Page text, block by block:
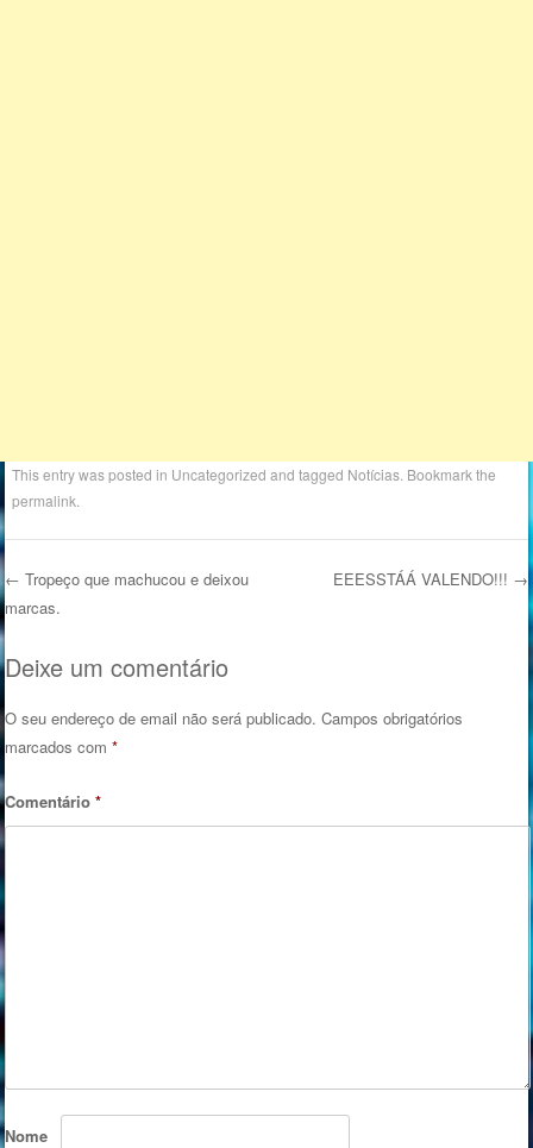
This entry was posted in Uncategorized and tagged Notícias . Bookmark the
permalink
Post navigation
← Tropeço que machucou e deixou
marcas.
EEESSTÁÁ VALENDO!!! →
Deixe um comentário
O seu endereço de email não será publicado. Campos obrigatórios
marcados com*
Comentário*
Nome